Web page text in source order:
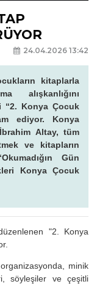
24.04.2026 13:42
kitaplarla
alışkanlığını
“2. Konya Çocuk
ediyor. Konya
Altay, tüm
ve kitapların
Gün
Konya Çocuk
"2. Konya
minik
söyleşiler ve çeşitli